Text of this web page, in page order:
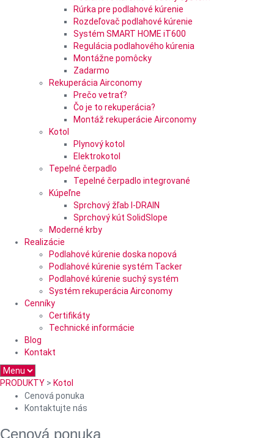
Rúrka pre podlahové kúrenie
Rozdeľovač podlahové kúrenie
Systém SMART HOME iT600
Regulácia podlahového kúrenia
Montážne pomôcky
Zadarmo
Rekuperácia Airconomy
Prečo vetrať?
Čo je to rekuperácia?
Montáž rekuperácie Airconomy
Kotol
Plynový kotol
Elektrokotol
Tepelné čerpadlo
Tepelné čerpadlo integrované
Kúpeľne
Sprchový žľab I-DRAIN
Sprchový kút SolidSlope
Moderné krby
Realizácie
Podlahové kúrenie doska nopová
Podlahové kúrenie systém Tacker
Podlahové kúrenie suchý systém
Systém rekuperácia Airconomy
Cenníky
Certifikáty
Technické informácie
Blog
Kontakt
PRODUKTY > Kotol
Cenová ponuka
Kontaktujte nás
Cenová ponuka